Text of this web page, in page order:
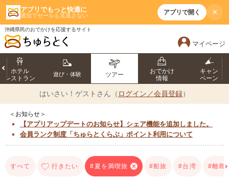
アプリでもっと快適に
通知でセールも見逃さない アプリで開く ×
沖縄県民のおでかけを応援するサイト
マイページ
ホテル
レストラン
遊び・体験 ツアー
おでかけ
情報
キャン
ペーン
はいさい！ ゲストさん（ ログイン／会員登録）
＜お知らせ＞
【アプリアップデートのお知らせ】シェア機能を追加しました。
会員ランク制度「ちゅらとくらぶ」ポイント利用について
すべて 行きたい #夏を満喫旅 #船旅 #台湾 #離島